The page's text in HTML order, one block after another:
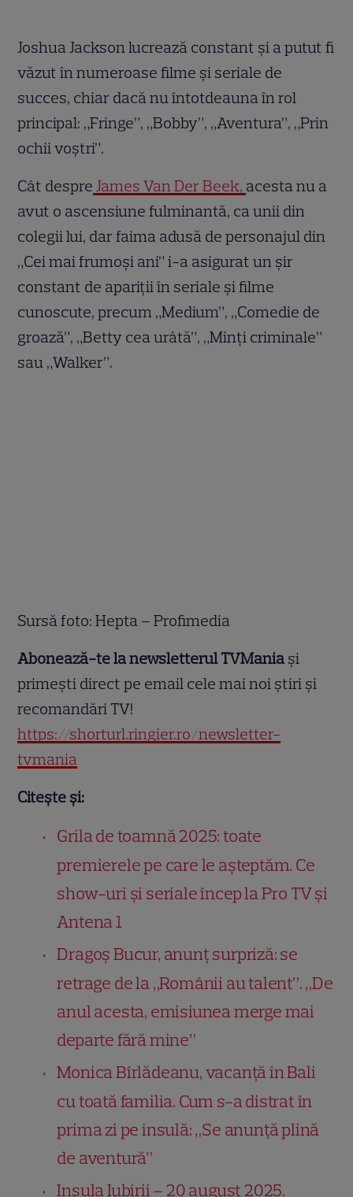
Joshua Jackson lucrează constant și a putut fi
văzut în numeroase filme și seriale de
succes, chiar dacă nu întotdeauna în rol
principal: „Fringe”, „Bobby”, „Aventura”, „Prin
ochii voștri”.
Cât despre James Van Der Beek, acesta nu a
avut o ascensiune fulminantă, ca unii din
colegii lui, dar faima adusă de personajul din
„Cei mai frumoși ani” i-a asigurat un șir
constant de apariții în seriale și filme
cunoscute, precum „Medium”, „Comedie de
groază”, „Betty cea urâtă”, „Minți criminale”
sau „Walker”.
Sursă foto: Hepta – Profimedia
Abonează-te la newsletterul TVMania și
primești direct pe email cele mai noi știri și
recomandări TV!
https://shorturl.ringier.ro/newsletter-
tvmania
Citește și:
Grila de toamnă 2025: toate
premierele pe care le așteptăm. Ce
show-uri și seriale încep la Pro TV și
Antena 1
Dragoș Bucur, anunț surpriză: se
retrage de la „Românii au talent”. „De
anul acesta, emisiunea merge mai
departe fără mine”
Monica Bîrlădeanu, vacanță în Bali
cu toată familia. Cum s-a distrat în
prima zi pe insulă: „Se anunță plină
de aventură”
Insula Iubirii – 20 august 2025.